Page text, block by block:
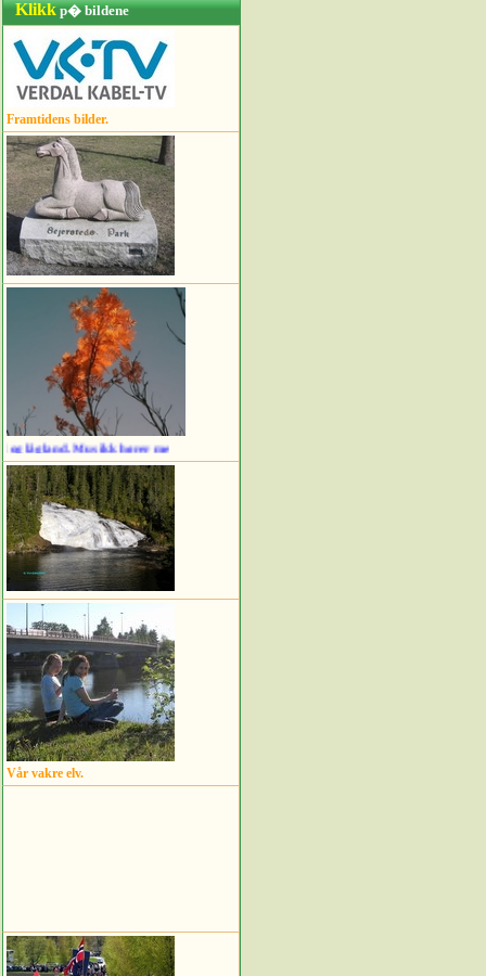
Klikkp� bildene
Framtidens bilder.
hører med
Vår vakre elv.